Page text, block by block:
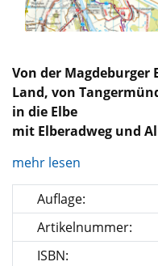
Von der Magdeburger
Land, von
in die Elbe
mit Elberadweg und
mehr lesen
Auflage:
Artikelnummer:
ISBN: